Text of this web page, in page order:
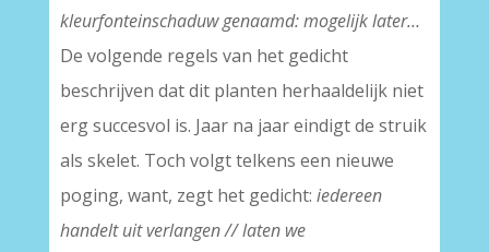
kleurfonteinschaduw genaamd: mogelijk later…
De volgende regels van het gedicht
beschrijven dat dit planten herhaaldelijk niet
erg succesvol is. Jaar na jaar eindigt de struik
als skelet. Toch volgt telkens een nieuwe
poging, want, zegt het gedicht: iedereen
handelt uit verlangen //laten we